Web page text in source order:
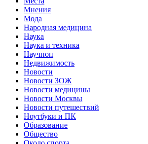
Мнения
Мода
Народная медицина
Наука
Наука и техника
Научпоп
Недвижимость
Новости
Новости ЗОЖ
Новости медицины
Новости Москвы
Новости путешествий
Ноутбуки и ПК
Образование
Общество